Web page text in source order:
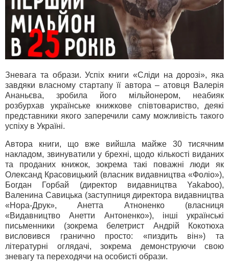
Зневага та образи. Успіх книги «Сліди на дорозі», яка
завдяки власному стартапу її автора – атовця Валерія
Ананьєва, зробила його мільйонером, неабияк
розбурхав українське книжкове співтовариство, деякі
представники якого заперечили саму можливість такого
успіху в Україні.
Автора книги, що вже вийшла майже 30 тисячним
накладом, звинуватили у брехні, щодо кількості виданих
та проданих книжок, зокрема такі поважні люди як
Олександ Красовицький (власник видавництва «Фоліо»),
Богдан Горбай (директор видавництва Yakaboo),
Валенина Савицька (заступниця директора видавництва
«Нора-Друк», Анетта Атноненко (власниця
«Видавництво Анетти Антоненко»), інші українські
письменники (зокрема белетрист Андрій Кокотюха
висловився гранично просто: «пиздить він») та
літературні оглядачі, зокрема демонструючи свою
зневагу та переходячи на особисті образи.